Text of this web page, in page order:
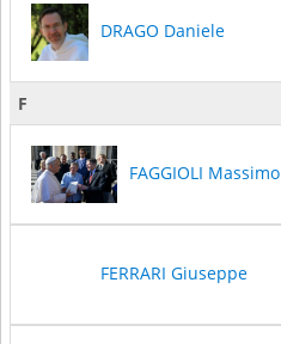
DRAGO Daniele
F
FAGGIOLI Massimo
FERRARI Giuseppe